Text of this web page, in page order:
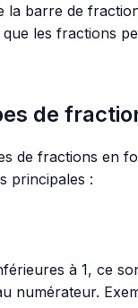
la barre de
les fractions
de
de fractions en
principales :
à 1, ce
numérateur.